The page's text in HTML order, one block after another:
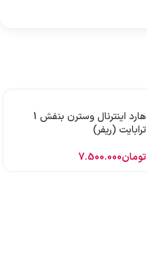
هارد اینترنال وسترن بنفش 1
ترابایت (ریفر)
تومان7.500.000